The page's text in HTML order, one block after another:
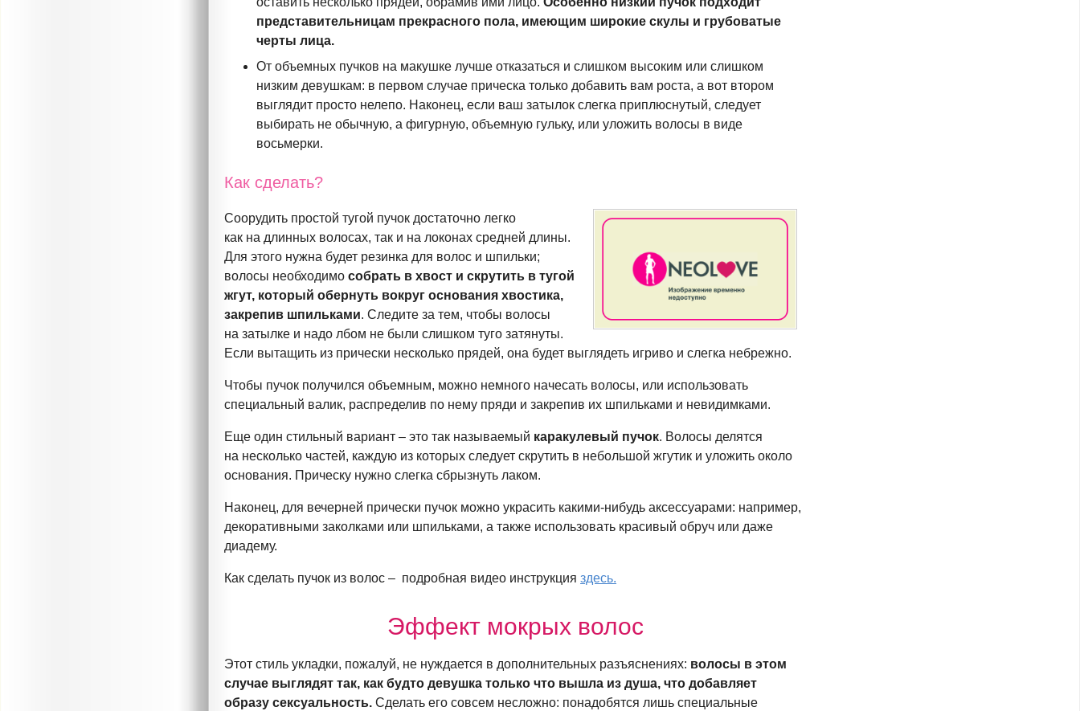
представительницам прекрасного пола, имеющим широкие скулы и грубоватые
черты лица.
От объемных пучков на макушке лучше отказаться и слишком высоким или слишком
низким девушкам: в первом случае прическа только добавить вам роста, а вот втором
выглядит просто нелепо. Наконец, если ваш затылок слегка приплюснутый, следует
выбирать не обычную, а фигурную, объемную гульку, или уложить волосы в виде
восьмерки.
Как сделать?
Соорудить простой тугой пучок достаточно легко
как на длинных волосах, так и на локонах средней длины.
Для этого нужна будет резинка для волос и шпильки;
волосы необходимособрать в хвост и скрутить в тугой
жгут, который обернуть вокруг основания хвостика,
закрепив шпильками. Следите за тем, чтобы волосы
на затылке и надо лбом не были слишком туго затянуты.
Если вытащить из прически несколько прядей, она будет выглядеть игриво и слегка небрежно.
Чтобы пучок получился объемным, можно немного начесать волосы, или использовать
специальный валик, распределив по нему пряди и закрепив их шпильками и невидимками.
Еще один стильный вариант – это так называемый каракулевый пучок. Волосы делятся
на несколько частей, каждую из которых следует скрутить в небольшой жгутик и уложить около
основания. Прическу нужно слегка сбрызнуть лаком.
Наконец, для вечерней прически пучок можно украсить какими-нибудь аксессуарами: например,
декоративными заколками или шпильками, а также использовать красивый обруч или даже
диадему.
Как сделать пучок из волос – подробная видео инструкцияздесь.
Эффект мокрых волос
Этот стиль укладки, пожалуй, не нуждается в дополнительных разъяснениях: волосы в этом
случае выглядят так, как будто девушка только что вышла из душа, что добавляет
образу сексуальность. Сделать его совсем несложно: понадобятся лишь специальные